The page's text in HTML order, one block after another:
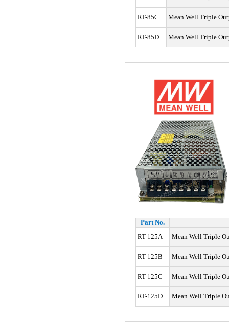
RT-85C Mean Well Triple
RT-85D Mean Well Triple
Part No.
RT-125A
Mean Well Triple
RT-125B Mean Well Triple
RT-125C Mean Well Triple
RT-125D Mean Well Triple